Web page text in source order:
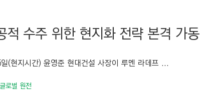
수주 위한 현지화 전략 본격 가동
(현지시간) 윤영준 현대건설 사장이 루멘 라데프 ...
로벌 원전